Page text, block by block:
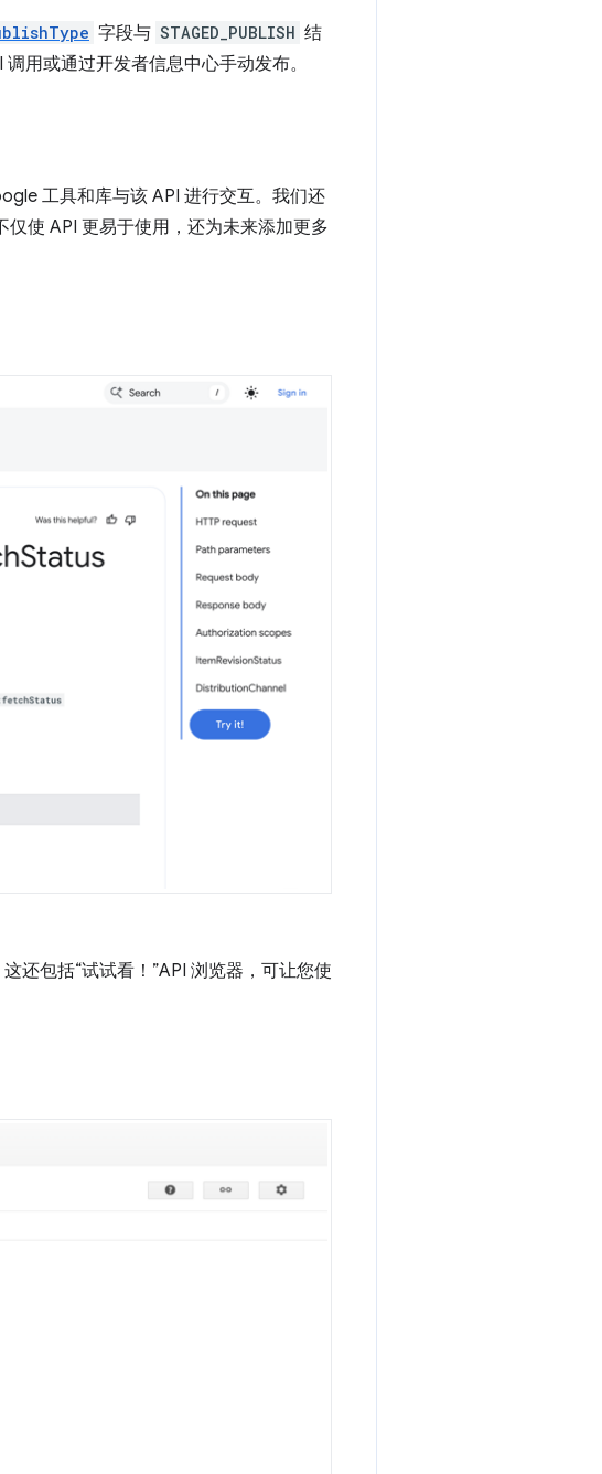
字段与 STAGED_PUBLISH 结
用或通过开发者信息中心手动发布。
工具和库与该 API 进行交互。我们还
使 API 更易于使用，还为未来添加更多
还包括“试试看！”API 浏览器，可让您使